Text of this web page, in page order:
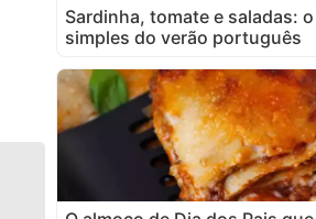
Sardinha, tomate e saladas:
simples do verão português